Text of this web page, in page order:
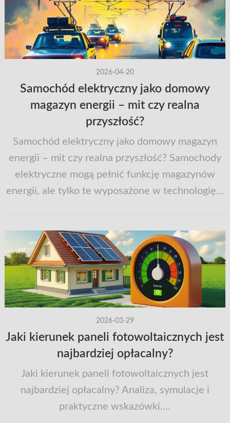
2026-04-20
Samochód elektryczny jako domowy
magazyn energii – mit czy realna
przyszłość?
Samochód elektryczny jako domowy magazyn
energii – mit czy realna przyszłość? Samochody
elektryczne mogą pełnić funkcję magazynów
energii, ale tylko te wyposażone w technologię...
2026-03-29
Jaki kierunek paneli fotowoltaicznych jest
najbardziej opłacalny?
Jaki kierunek paneli fotowoltaicznych jest
najbardziej opłacalny? Analiza, symulacje i
praktyczne wskazówki....